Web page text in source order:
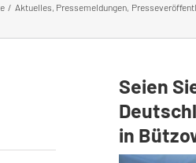
Aktuelles Pressemeldungen
Seien
in